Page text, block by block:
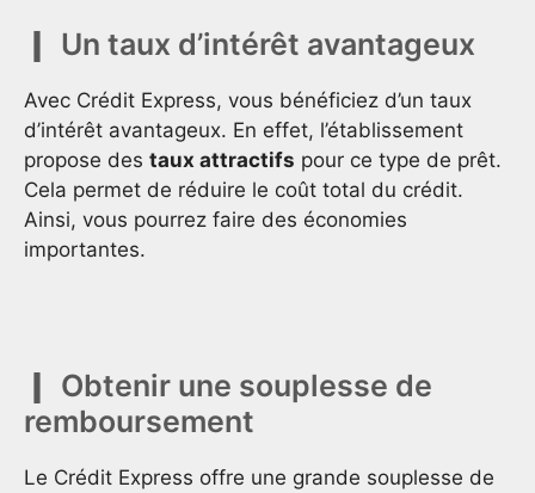
Un taux d’intérêt avantageux
Avec Crédit Express, vous bénéficiez d’un taux
d’intérêt avantageux. En effet, l’établissement
propose des taux attractifs pour ce type de prêt.
Cela permet de réduire le coût total du crédit.
Ainsi, vous pourrez faire des économies
importantes.
Obtenir une souplesse de
remboursement
Le Crédit Express offre une grande souplesse de